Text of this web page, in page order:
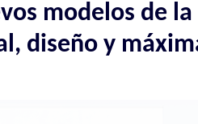
modelos de
diseño y